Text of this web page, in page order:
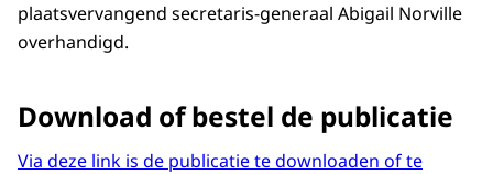
plaatsvervangend secretaris-generaal Abigail Norville
overhandigd.
Download of bestel de publicatie
Via deze link is de publicatie te downloaden of te